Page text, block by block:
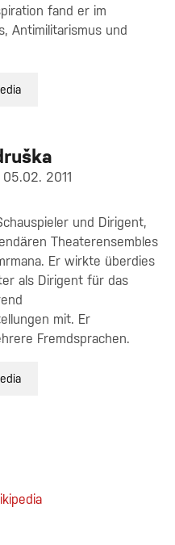
fand er im
Antimilitarismus und
05.02. 2011
und Dirigent,
Theaterensembles
Er wirkte überdies
als Dirigent für das
mit. Er
Fremdsprachen.